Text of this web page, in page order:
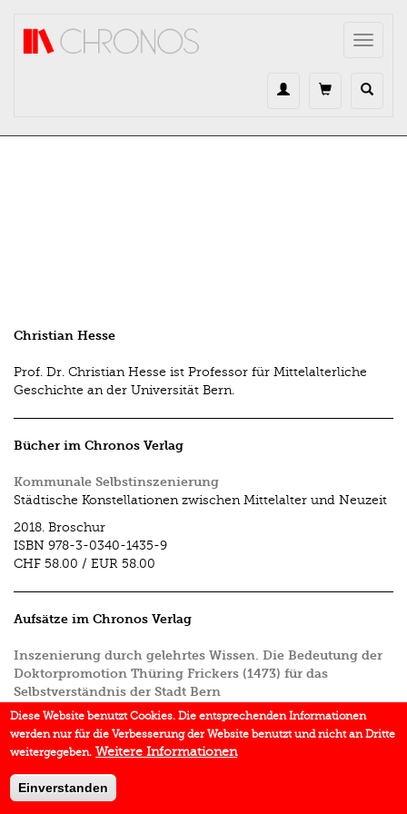
Toggle
Christian Hesse
Prof. Dr. Christian Hesse ist Professor für Mittelalterliche
Geschichte an der Universität Bern.
Bücher im Chronos Verlag
Kommunale Selbstinszenierung
Städtische Konstellationen zwischen Mittelalter und Neuzeit
2018. Broschur
ISBN 978-3-0340-1435-9
CHF 58.00 / EUR 58.00
Aufsätze im Chronos Verlag
Inszenierung durch gelehrtes Wissen. Die Bedeutung der
Doktorpromotion Thüring Frickers (1473) für das
Selbstverständnis der Stadt Bern
In: Kommunale Selbstinszenierung 2018. S. 81–94
Vorwort
Diese Website benutzt Cookies. Die entsprechenden Informationen
werden nur für die Verbesserung der Website benutzt und nicht an Dritte
weitergegeben. Weitere Informationen
Einverstanden